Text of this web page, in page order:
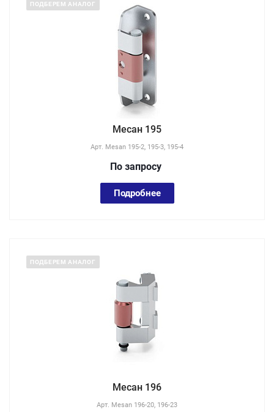
ПОДБЕРЕМ АНАЛОГ
Месан 195
Арт. Mesan 195-2, 195-3, 195-4
По запросу
Подробнее
ПОДБЕРЕМ АНАЛОГ
Месан 196
Арт. Mesan 196-20, 196-23